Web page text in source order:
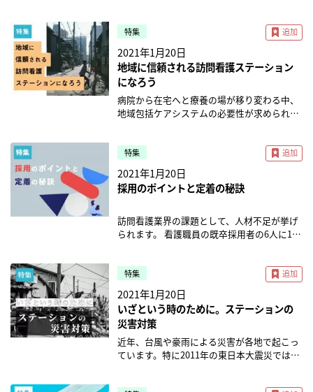
ン ・関わる多職種 ・地域全体 に対して、自
分自身の看護がどこまで影響を及ぼすつもり
で介入や行動ができるか、あるいは実際に影
響を及ぼすことができるかと考えられるよう
になっていきます。 ■組織への影響範囲 「自
分自身がとにかく勉強できて、成長できて、
熟達できればいい」と個人で完結しているな
らばラダーはまだ低いです。 ・同僚の人にも
ートしよう ・後輩が入ってきたら先輩として
サポートをしよう ・新人が入ってきたら自分
が新人を支える先輩を支えよう ・先輩として
そのしくみ全体を支えよう とチーム全体や複
ると、ラダーが上がって行きます。 これは病
院のラダーで言えば、新人看護師からプリセ
プターになり、リーダーといった役割を持
影響範囲が広がっていくのと似たような考え
方かと思います。 ウィルで人気の「交換留学
制度」とは？ 岩本： 私たちは全国に7拠点あ
りますが、地域が違うとやはりチームの強
み、運営スタイル、利用者属性の偏りなどが
異なります。そうすると非常にバリエーショ
ンがあって面白いです。 そこに実際に出かけ
て、他のチームの実践や運営を体験して戻っ
学制度は、ラダーが一定以上になった看護師
で、家庭のある40代～50代の先輩看護師を中
心としたチームでは、どうしても夜間や土日
にスタッフ全員が都合つかないケースが発生
します。若手を中心にチームを組みますが、
もちろんチーム内にはベテランの先輩看護師
も必要です。チームとしてのバランスを最も
重視していますね。 ―「チームとしてのバラ
網羅的に対応できる、ジェネラリストである
場合が多いと思います。ただし、私はいつも
「本当にすべてをこなせるジェネラリストっ
て存在するのだろうか」と疑問に思います。
なくて、そうなるといくつかの病棟を経験し
つつも、やはり経験してきたことには偏りが
ある。偏りがあるからこそ、色々な経歴を持
ームが強くなると私たちは考えています。 30
代前半ぐらいまでの若手、中堅の看護師が訪
問看護に来るのはやはり勇気がいることです
が、実際に現場に出ている先輩方に聞けば、
「やる気があるならためらわずにやるべき」
という声の方が多いです。 ー若手の看護師さ
んをどのように採用されているんですか？ 岩
本： 採用に関しては、「ウィル」というブラ
もあり初診でのオンライン診療が特例的に許
可されるなど、診療報酬にも影響が出ていま
す。 また、今年2021年の春には介護報酬の改
定が控えており、こちらも新型コロナウイル
スの影響を受けた改定内容になりそうです。
今回のコロナ禍で、診療報酬と介護報酬はど
う変わるのでしょうか。報酬改定についての
令や制度、関連ガイドラインは変更される場
合がありますので、最新情報をご確認くださ
い。 介護報酬：感染症対策の義務化へ 今年4
月、令和3年度の介護報酬改定が予定されて
今回の介護報酬改定の基本的な考え方として
「感染症者災害への対応力強化が求められる
予定となっているのが、感染症対策の強化で
す。訪問系サービスでは「委員会の開催」、
「指針の整備」、「研修の実施」、「訓練
（シミュレーシ ョン）の実施」等の取り組み
が義務付けられる予定です。 新型コロナウイ
ルスの影響から、病院のように、どの訪問看
護ステーションにも「感染対策委員会」のよ
うな委員会活動が取り入れられていくことに
特集
2021年1月20日
地域に信頼される訪問看護ステーション
になろう
病院から在宅へと療養の場が移り変わる中、
地域包括ケアシステムの必要性が求められて
域に貢献したいけど、どんなことをすればい
いかわからない」という方もいるのではない
でしょうか。この特集では、コミュニティカ
フェの運営や見守りネットワークを構築を通
ライトを当ててご紹介します。 「見える事
例検討会」で地域力の底上げに貢献 木のよう
地図は、課題解決の糸口を見つけるのに役立
ちます。冨田さんは、病床数が減り病院の受
け皿が少なくなる中、在宅メインの生活を実
現するためには多職種連携が必要と考え「見
える事例検討会」を開始しました。「名刺交
換したらネットワークが広がった気になるこ
ともあると思うんですが、名刺交換した人が
特集
2021年1月20日
採用のポイントと定着の秘訣
訪問看護業界の課題として、人材不足が挙げ
られます。 看護職員の既卒採用者の6人に1人
すぐ退職されてしまったという経験がある訪
問看護ステーションも、少なくないのではな
いでしょうか。 採用面接の時点で見極めや、
入職後の適切なフォロー体制が求められてい
ます。 ほかの訪問看護ステーションでは、採
用の際にどんなポイントを見ており、スタッ
フ定着に対してどんな工夫を行っているので
特集
2021年1月20日
いざという時のために。ステーションの
災害対策
近年、台風や豪雨による災害が各地で起こっ
ています。特に2011年の東日本大震災では、